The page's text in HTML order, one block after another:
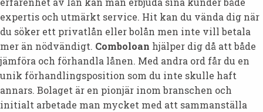
expertis och utmärkt service. Hit kan du vända dig när
du söker ett privatlån eller bolån men inte vill betala
mer än nödvändigt. Comboloan hjälper dig då att både
jämföra och förhandla lånen. Med andra ord får du en
unik förhandlingsposition som du inte skulle haft
annars. Bolaget är en pionjär inom branschen och
initialt arbetade man mycket med att sammanställa